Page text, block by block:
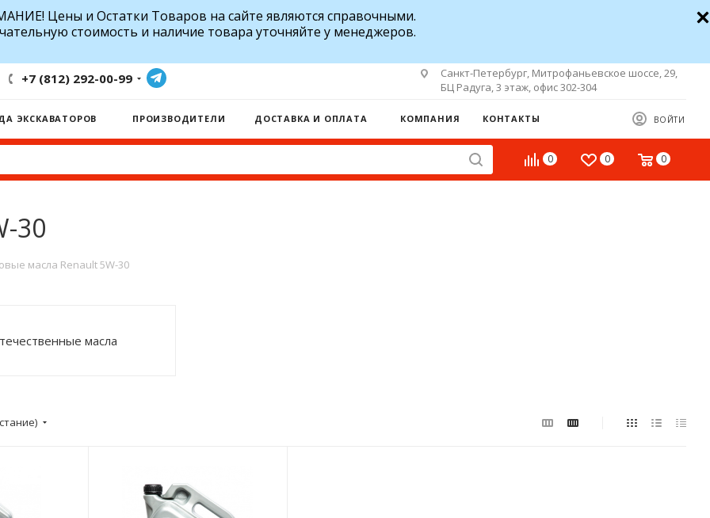
Цены и Остатки Товаров на сайте являются справочными.
стоимость и наличие товара уточняйте у менеджеров.
+7 (812) 292-00-99
Санкт-Петербург, Митрофаньевское шоссе, 29,
БЦ Радуга, 3 этаж, офис 302-304
ВОЙТИ
ЭКСКАВАТОРОВ ПРОИЗВОДИТЕЛИ ДОСТАВКА И ОПЛАТА КОМПАНИЯ КОНТАКТЫ
0 0 0
30
масла Renault 5W-30
масла